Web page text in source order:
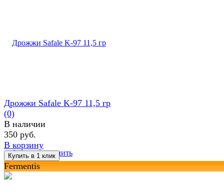
избранное сравнить
Дрожжи Safale K-97 11,5 гр
(0)
В наличии
350 руб.
В корзину
Fermentis